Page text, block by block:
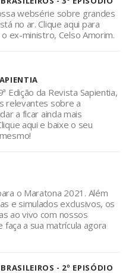
websérie sobre grandes
no ar. Clique aqui para
ex-ministro, Celso Amorim.
Edição da Revista Sapientia,
relevantes sobre a
a ficar ainda mais
aqui e baixe o seu
o Maratona 2021. Além
e simulados exclusivos, os
ao vivo com nossos
a sua matrícula agora
- 2º EPISÓDIO